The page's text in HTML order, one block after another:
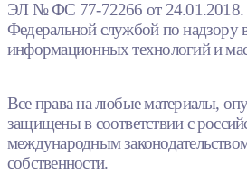
ЭЛ № ФС 77-72266 от 24.01.2018.
Федеральной службой по надзору
информационных технологий и
Все права на любые материалы,
защищены в соответствии с
международным
собственности.